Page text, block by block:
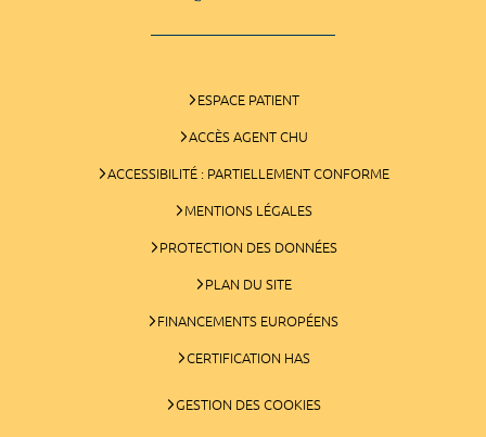
ESPACE PATIENT
ACCÈS AGENT CHU
ACCESSIBILITÉ : PARTIELLEMENT CONFORME
MENTIONS LÉGALES
PROTECTION DES DONNÉES
PLAN DU SITE
FINANCEMENTS EUROPÉENS
CERTIFICATION HAS
GESTION DES COOKIES